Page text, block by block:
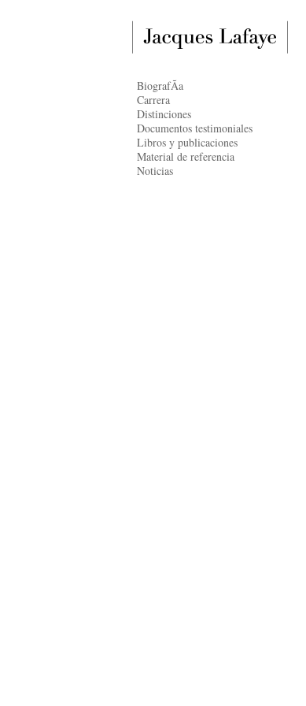
BiografÃ­a
Carrera
Distinciones
Documentos testimoniales
Libros y publicaciones
Material de referencia
Noticias